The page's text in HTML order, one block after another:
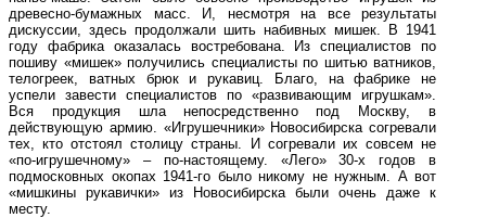
древесно-бумажных масс. И, несмотря на все результаты
дискуссии, здесь продолжали шить набивных мишек. В 1941
году фабрика оказалась востребована. Из специалистов по
пошиву «мишек» получились специалисты по шитью ватников,
телогреек, ватных брюк и рукавиц. Благо, на фабрике не
успели завести специалистов по «развивающим игрушкам».
Вся продукция шла непосредственно под Москву, в
действующую армию. «Игрушечники» Новосибирска согревали
тех, кто отстоял столицу страны. И согревали их совсем не
«по-игрушечному» – по-настоящему. «Лего» 30-х годов в
подмосковных окопах 1941-го было никому не нужным. А вот
«мишкины рукавички» из Новосибирска были очень даже к
месту.